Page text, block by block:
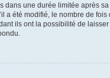
dans une durée limitée après
a été modifié, le nombre de fois
ils ont la possibilité de